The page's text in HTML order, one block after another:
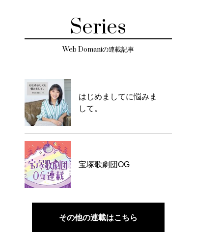
Series
Web Domaniの連載記事
はじめましてに悩みま
して。
宝塚歌劇団OG
その他の連載はこちら